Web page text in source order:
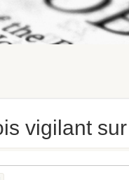
vigilant